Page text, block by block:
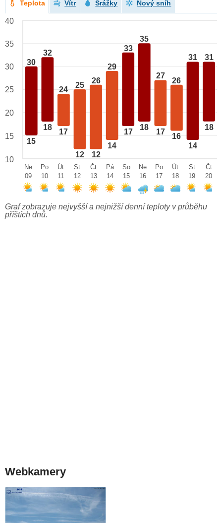
Teplota Vítr Srážky Nový sníh
30
15
32
18
24
17
25
12
26
12
29
14
33
17
35
18
27
17
26
16
31
14
31
18
40
35
30
25
20
15
10
Ne
09
Po
10
Út
11
St
12
Čt
13
Pá
14
So
15
Ne
16
Po
17
Út
18
St
19
Čt
20
Graf zobrazuje nejvyšší a nejnižší denní teploty v průběhu
příštích dnů.
Webkamery